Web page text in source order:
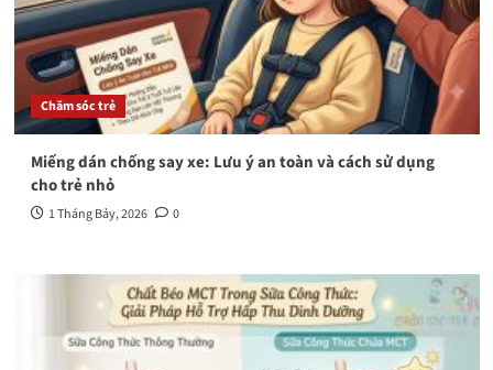
Chăm sóc trẻ
Miếng dán chống say xe: Lưu ý an toàn và cách sử dụng
cho trẻ nhỏ
1 Tháng Bảy, 2026 0